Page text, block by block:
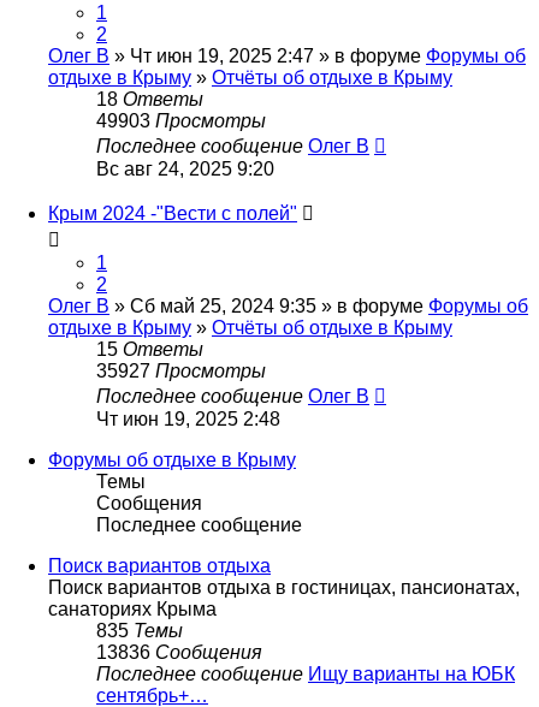
1
2
Олег В » Чт июн 19, 2025 2:47 » в форуме Форумы об
отдыхе в Крыму » Отчёты об отдыхе в Крыму
18 Ответы
49903 Просмотры
Последнее сообщение Олег В
Вс авг 24, 2025 9:20
Крым 2024 -"Вести с полей"
1
2
Олег В » Сб май 25, 2024 9:35 » в форуме Форумы об
отдыхе в Крыму » Отчёты об отдыхе в Крыму
15 Ответы
35927 Просмотры
Последнее сообщение Олег В
Чт июн 19, 2025 2:48
Форумы об отдыхе в Крыму
Темы
Сообщения
Последнее сообщение
Поиск вариантов отдыха
Поиск вариантов отдыха в гостиницах, пансионатах,
санаториях Крыма
835 Темы
13836 Сообщения
Последнее сообщение Ищу варианты на ЮБК
сентябрь+…